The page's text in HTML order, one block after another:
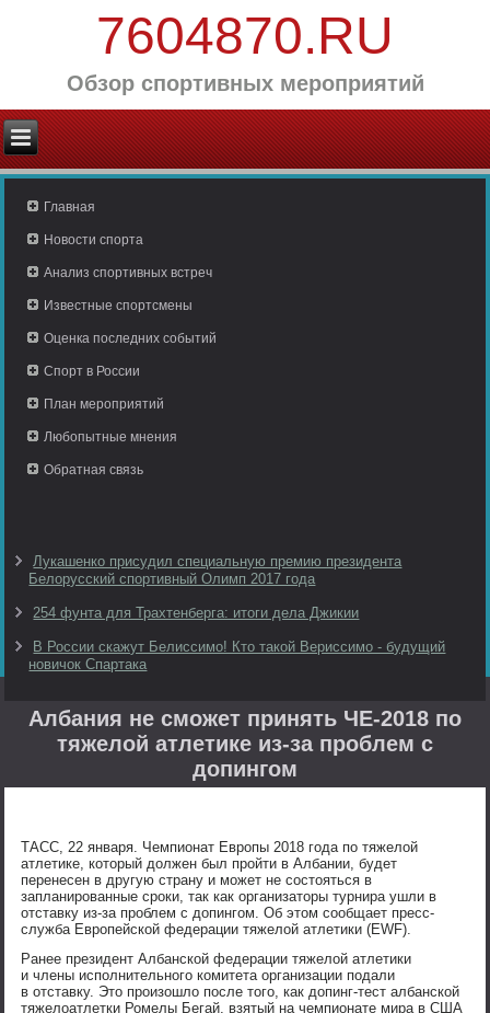
7604870.RU
Обзор спортивных мероприятий
Главная
Новости спорта
Анализ спортивных встреч
Известные спортсмены
Оценка последних событий
Спорт в России
План мероприятий
Любопытные мнения
Обратная связь
Лукашенко присудил специальную премию президента
Белорусский спортивный Олимп 2017 года
254 фунта для Трахтенберга: итоги дела Джикии
В России скажут Белиссимо! Кто такой Вериссимо - будущий
новичок Спартака
Албания не сможет принять ЧЕ-2018 по
тяжелой атлетике из-за проблем с
допингом
ТАСС, 22 января. Чемпионат Европы 2018 года по тяжелой
атлетике, который должен был пройти в Албании, будет
перенесен в другую страну и может не состояться в
запланированные сроки, так как организаторы турнира ушли в
отставку из-за проблем с допингом. Об этом сообщает пресс-
служба Европейской федерации тяжелой атлетики (EWF).
Ранее президент Албанской федерации тяжелой атлетики
и члены исполнительного комитета организации подали
в отставку. Это произошло после того, как допинг-тест албанской
тяжелоатлетки Ромелы Бегай, взятый на чемпионате мира в США